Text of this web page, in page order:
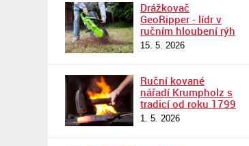
Drážkovač
GeoRipper - lídr v
ručním hloubení rýh
15. 5. 2026
Ruční kované
nářadí Krumpholz s
tradicí od roku 1799
1. 5. 2026